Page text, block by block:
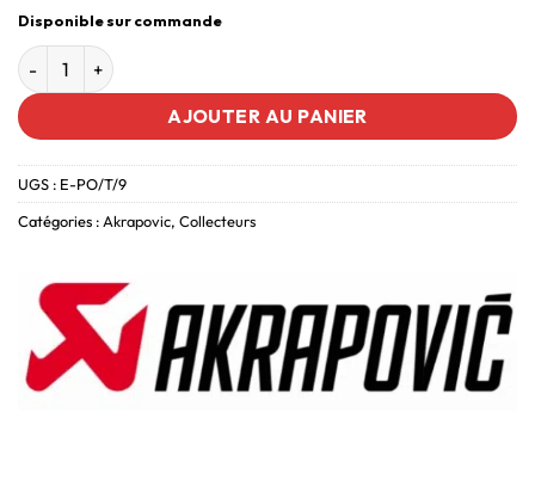
Disponible sur commande
AJOUTER AU PANIER
UGS : E-PO/T/9
Catégories : Akrapovic, Collecteurs